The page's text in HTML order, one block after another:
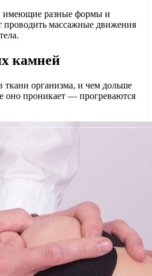
имеющие разные формы и
проводить массажные движения
камней
ткани организма, и чем дольше
оно проникает — прогреваются